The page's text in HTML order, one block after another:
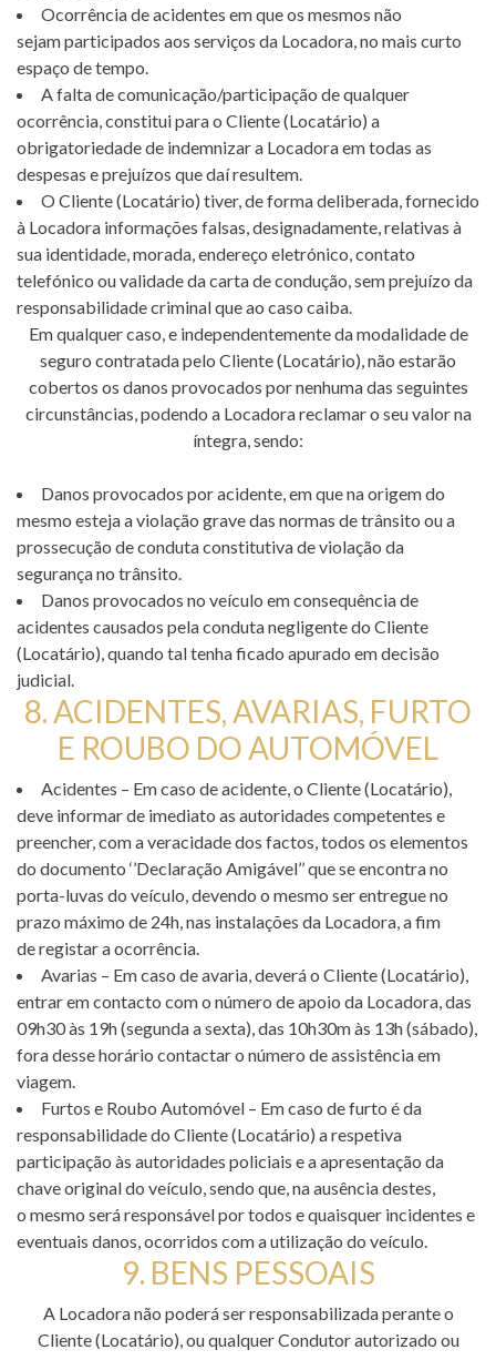
Ocorrência de acidentes em que os mesmos não
sejam participados aos serviços da Locadora, no mais curto
espaço de tempo.
A falta de comunicação/participação de qualquer
ocorrência, constitui para o Cliente (Locatário) a
obrigatoriedade de indemnizar a Locadora em todas as
despesas e prejuízos que daí resultem.
O Cliente (Locatário) tiver, de forma deliberada, fornecido
à Locadora informações falsas, designadamente, relativas à
sua identidade, morada, endereço eletrónico, contato
telefónico ou validade da carta de condução, sem prejuízo da
responsabilidade criminal que ao caso caiba.
Em qualquer caso, e independentemente da modalidade de
seguro contratada pelo Cliente (Locatário), não estarão
cobertos os danos provocados por nenhuma das seguintes
circunstâncias, podendo a Locadora reclamar o seu valor na
íntegra, sendo:
Danos provocados por acidente, em que na origem do
mesmo esteja a violação grave das normas de trânsito ou a
prossecução de conduta constitutiva de violação da
segurança no trânsito.
Danos provocados no veículo em consequência de
acidentes causados pela conduta negligente do Cliente
(Locatário), quando tal tenha ficado apurado em decisão
judicial.
8. ACIDENTES, AVARIAS, FURTO
E ROUBO DO AUTOMÓVEL
Acidentes – Em caso de acidente, o Cliente (Locatário),
deve informar de imediato as autoridades competentes e
preencher, com a veracidade dos factos, todos os elementos
do documento ‘’Declaração Amigável’’ que se encontra no
porta-luvas do veículo, devendo o mesmo ser entregue no
prazo máximo de 24h, nas instalações da Locadora, a fim
de registar a ocorrência.
Avarias – Em caso de avaria, deverá o Cliente (Locatário),
entrar em contacto com o número de apoio da Locadora, das
09h30 às 19h (segunda a sexta), das 10h30m às 13h (sábado),
fora desse horário contactar o número de assistência em
viagem.
Furtos e Roubo Automóvel – Em caso de furto é da
responsabilidade do Cliente (Locatário) a respetiva
participação às autoridades policiais e a apresentação da
chave original do veículo, sendo que, na ausência destes,
o mesmo será responsável por todos e quaisquer incidentes e
eventuais danos, ocorridos com a utilização do veículo.
9. BENS PESSOAIS
A Locadora não poderá ser responsabilizada perante o
Cliente (Locatário), ou qualquer Condutor autorizado ou